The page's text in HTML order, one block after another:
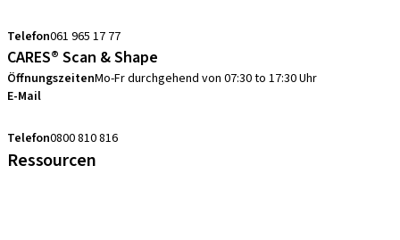
Telefon061 965 17 77
CARES® Scan & Shape
ÖffnungszeitenMo-Fr durchgehend von 07:30 to 17:30 Uhr
E-Mail
Telefon0800 810 816
Ressourcen